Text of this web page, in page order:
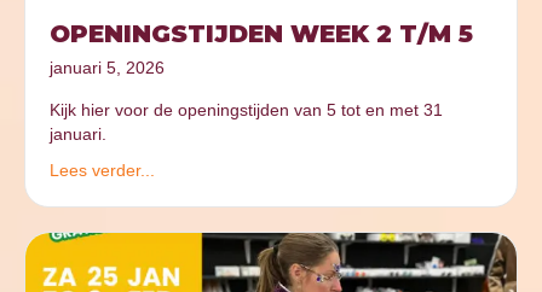
OPENINGSTIJDEN WEEK 2 T/M 5
januari 5, 2026
Kijk hier voor de openingstijden van 5 tot en met 31
januari.
Lees verder...